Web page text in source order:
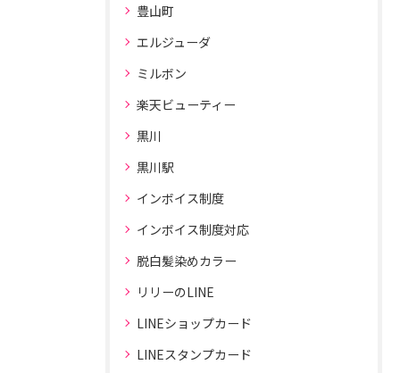
豊山町
エルジューダ
ミルボン
楽天ビューティー
黒川
黒川駅
インボイス制度
インボイス制度対応
脱白髪染めカラー
リリーのLINE
LINEショップカード
LINEスタンプカード